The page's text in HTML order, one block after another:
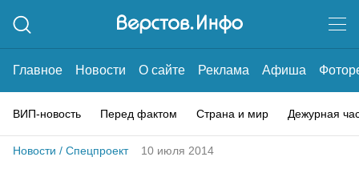
Главное Новости О сайте Реклама Афиша
ВИП-новость Перед фактом Страна и мир Дежурная
Новости / Спецпроект 10 июля 2014